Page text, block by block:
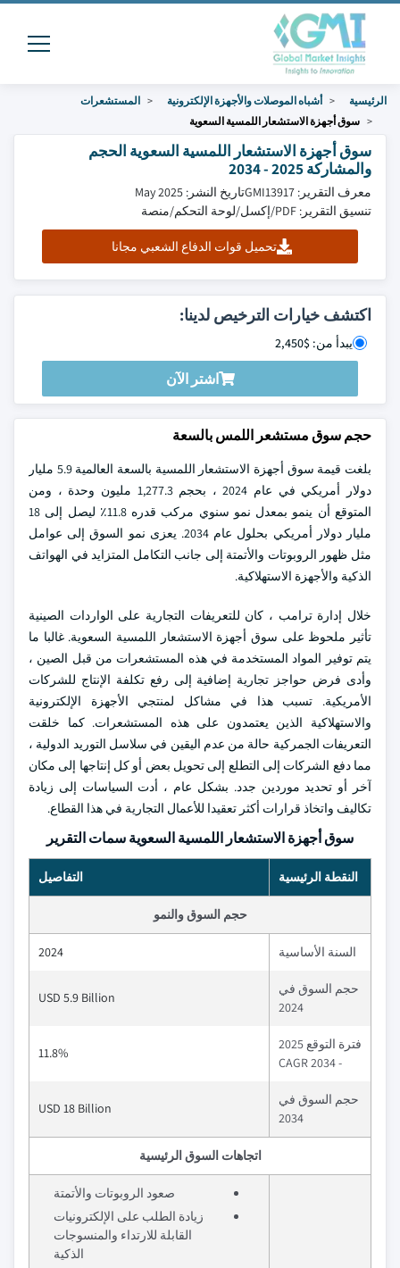
الرئيسية أشباه الموصلات والأجهزة الإلكترونية
المستشعرات
سوق أجهزة الاستشعار اللمسية السعوية
سوق أجهزة الاستشعار اللمسية السعوية الحجم
والمشاركة 2025 - 2034
معرف التقرير: GMI13917
تاريخ النشر: May 2025
تنسيق التقرير: PDF/إكسل/لوحة التحكم/منصة
تحميل قوات الدفاع الشعبي مجانا
اكتشف خيارات الترخيص لدينا:
يبدأ من: $2,450
اشتر الآن
حجم سوق مستشعر اللمس بالسعة
بلغت قيمة سوق أجهزة الاستشعار اللمسية بالسعة العالمية 5.9 مليار
دولار أمريكي في عام 2024 ، بحجم 1,277.3 مليون وحدة ، ومن
المتوقع أن ينمو بمعدل نمو سنوي مركب قدره 11.8٪ ليصل إلى 18
مليار دولار أمريكي بحلول عام 2034. يعزى نمو السوق إلى عوامل
مثل ظهور الروبوتات والأتمتة إلى جانب التكامل المتزايد في الهواتف
الذكية والأجهزة الاستهلاكية.
خلال إدارة ترامب ، كان للتعريفات التجارية على الواردات الصينية
تأثير ملحوظ على سوق أجهزة الاستشعار اللمسية السعوية. غالبا ما
يتم توفير المواد المستخدمة في هذه المستشعرات من قبل الصين ،
وأدى فرض حواجز تجارية إضافية إلى رفع تكلفة الإنتاج للشركات
الأمريكية. تسبب هذا في مشاكل لمنتجي الأجهزة الإلكترونية
والاستهلاكية الذين يعتمدون على هذه المستشعرات. كما خلقت
التعريفات الجمركية حالة من عدم اليقين في سلاسل التوريد الدولية ،
مما دفع الشركات إلى التطلع إلى تحويل بعض أو كل إنتاجها إلى مكان
آخر أو تحديد موردين جدد. بشكل عام ، أدت السياسات إلى زيادة
تكاليف واتخاذ قرارات أكثر تعقيدا للأعمال التجارية في هذا القطاع.
سوق أجهزة الاستشعار اللمسية السعوية سمات التقرير
النقطة الرئيسية التفاصيل
حجم السوق والنمو
السنة الأساسية 2024
حجم السوق في
2024
USD 5.9 Billion
فترة التوقع 2025
- 2034 CAGR
11.8%
حجم السوق في
2034
USD 18 Billion
اتجاهات السوق الرئيسية
صعود الروبوتات والأتمتة
زيادة الطلب على الإلكترونيات
القابلة للارتداء والمنسوجات
الذكية